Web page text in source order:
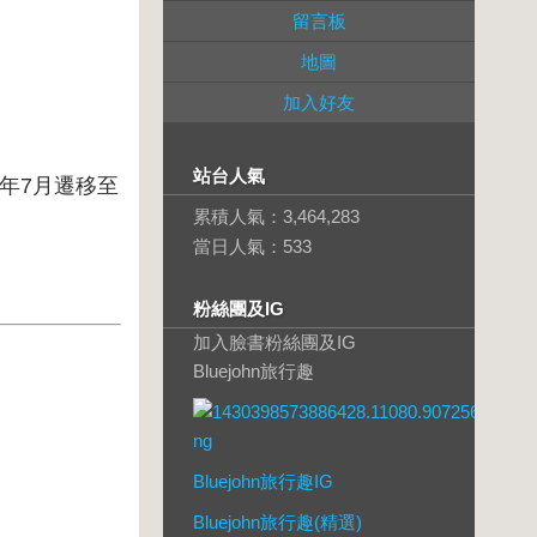
7月遷移至
留言板
地圖
加入好友
站台人氣
累積人氣： 3,464,283
當日人氣： 533
粉絲團及IG
加入臉書粉絲團及IG
Bluejohn旅行趣
Bluejohn旅行趣IG
Bluejohn旅行趣(精選)